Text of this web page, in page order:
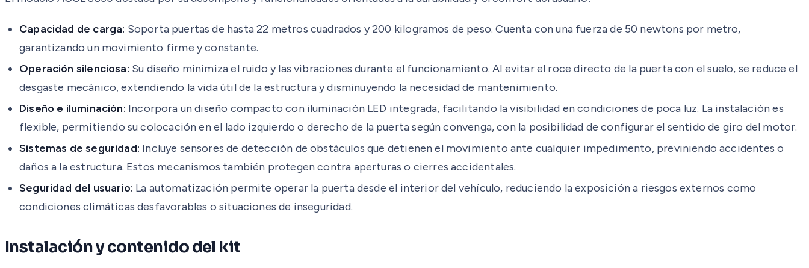
Capacidad de carga: Soporta puertas de hasta 22 metros cuadrados y 200 kilogramos de peso. Cuenta con una fuerza de 50 newtons por metro,
garantizando un movimiento firme y constante.
Operación silenciosa: Su diseño minimiza el ruido y las vibraciones durante el funcionamiento. Al evitar el roce directo de la puerta con el suelo, se reduce el
desgaste mecánico, extendiendo la vida útil de la estructura y disminuyendo la necesidad de mantenimiento.
Diseño e iluminación: Incorpora un diseño compacto con iluminación LED integrada, facilitando la visibilidad en condiciones de poca luz. La instalación es
flexible, permitiendo su colocación en el lado izquierdo o derecho de la puerta según convenga, con la posibilidad de configurar el sentido de giro del motor.
Sistemas de seguridad: Incluye sensores de detección de obstáculos que detienen el movimiento ante cualquier impedimento, previniendo accidentes o
daños a la estructura. Estos mecanismos también protegen contra aperturas o cierres accidentales.
Seguridad del usuario: La automatización permite operar la puerta desde el interior del vehículo, reduciendo la exposición a riesgos externos como
condiciones climáticas desfavorables o situaciones de inseguridad.
Instalación y contenido del kit